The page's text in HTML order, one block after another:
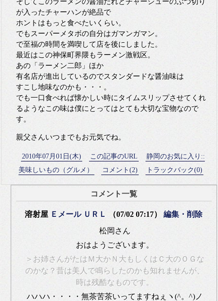
が入ったチャーハンが絶品で
ホントはもっと食べたいくらい。
でもスーパーメタボの自分はガマンガマン。
で至福の時間を満喫して店を後にしました。
最近はこの神保町界隈もラーメン激戦区。
あの「ラーメン二郎」ほか
有名店が進出しているのでスタンダードな醤油味は
すこし地味なのかも・・・。
でも一口食べれば懐かしい時にタイムスリップさせてくれ
るようなこの味は僕にとってはとても大切な宝物なので
す。
親父さんいつまでもお元気でね。
2010年07月01日(木) この記事のURL
静岡のお気に入り::
美味しいもの（グルメ）
コメント(2) トラックバック(0)
コメント一覧
溶射屋 Ｅメール ＵＲＬ （07/02 07:17）編集・削除
松岡さん
おはようございます。
＞お姉さんがたはＭ大かＮ大もしくはＣ大のＯＧな
のかな？昔は美人で鳴らしたのかも知れませんが、
時は残酷なものです。
ハハハ・・・・無茶苦茶いってますねぇヽ(^。^)ノ